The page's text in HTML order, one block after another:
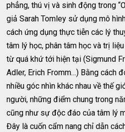
phẳng, thú vị và sinh động trong
giả Sarah Tomley sử dụng mô
cách ứng dụng thực tiễn các lý
tâm lý học, phân tâm học và trị
từ quá khứ tới hiện tại (Sigmund
Adler, Erich Fromm…) Bằng cách
nhiều góc nhìn khác nhau về thế
người, những điểm chung trong
cũng như sự độc đáo của tâm lý
Đây là cuốn cẩm nang chỉ dẫn